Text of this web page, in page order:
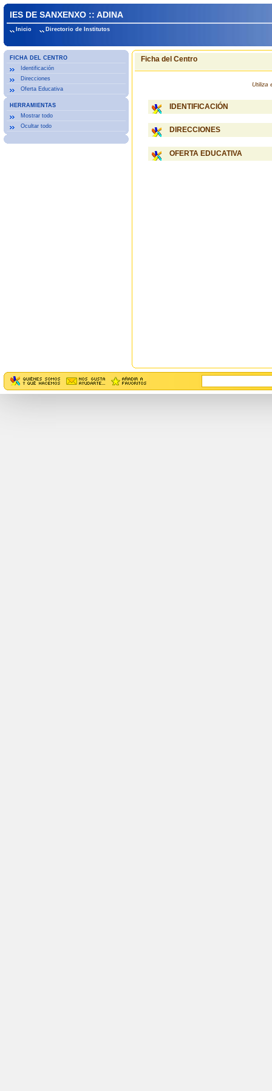
IES DE SANXENXO :: ADINA
Inicio Directorio de Institutos
FICHA DEL CENTRO
Identificación
Direcciones
Oferta Educativa
HERRAMIENTAS
Mostrar todo
Ocultar todo
Ficha del Centro
Utiliza
IDENTIFICACIÓN
DIRECCIONES
OFERTA EDUCATIVA